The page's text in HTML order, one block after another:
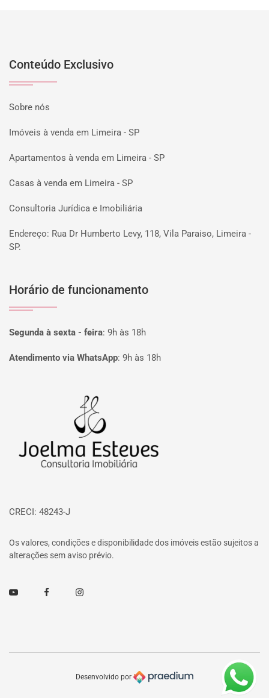
Conteúdo Exclusivo
Sobre nós
Imóveis à venda em Limeira - SP
Apartamentos à venda em Limeira - SP
Casas à venda em Limeira - SP
Consultoria Jurídica e Imobiliária
Endereço: Rua Dr Humberto Levy, 118, Vila Paraiso, Limeira -
SP.
Horário de funcionamento
Segunda à sexta - feira: 9h às 18h
Atendimento via WhatsApp: 9h às 18h
CRECI: 48243-J
Os valores, condições e disponibilidade dos imóveis estão sujeitos a
alterações sem aviso prévio.
Youtube FacebookInstagram
Desenvolvido por